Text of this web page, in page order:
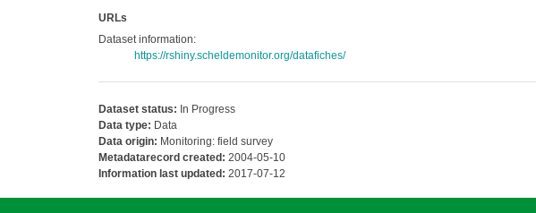
URLs
Dataset information:
https://rshiny.scheldemonitor.org/datafiches/
Dataset status: In Progress
Data type: Data
Data origin: Monitoring: field survey
Metadatarecord created: 2004-05-10
Information last updated: 2017-07-12